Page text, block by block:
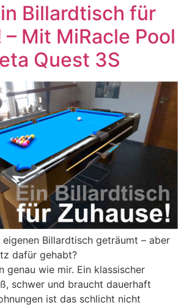
Billardtisch für
– Mit MiRacle Pool
Quest 3S
Billardtisch geträumt – aber
dafür gehabt?
genau wie mir. Ein klassischer
schwer und braucht dauerhaft
ist das schlicht nicht